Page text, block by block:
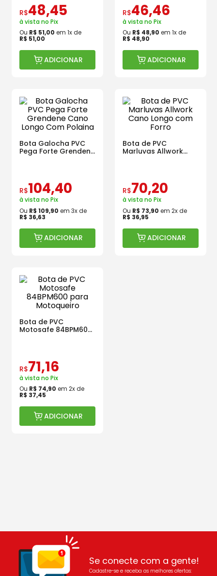
R$48,45
à vista no Pix
Ou R$ 51,00 em 1x de
R$ 51,00
ADICIONAR
R$46,46
à vista no Pix
Ou R$ 48,90 em 1x de
R$ 48,90
ADICIONAR
Bota Galocha PVC
Pega Forte Grendene
R$104,40
à vista no Pix
Ou R$ 109,90 em 3x de
R$ 36,63
ADICIONAR
Bota de PVC
Marluvas Allwork
R$70,20
à vista no Pix
Ou R$ 73,90 em 2x de
R$ 36,95
ADICIONAR
Bota de PVC
Motosafe 84BPM600
R$71,16
à vista no Pix
Ou R$ 74,90 em 2x de
R$ 37,45
ADICIONAR
Se conecte com a gente!
Cadastre-se e receba as melhores ofertas: